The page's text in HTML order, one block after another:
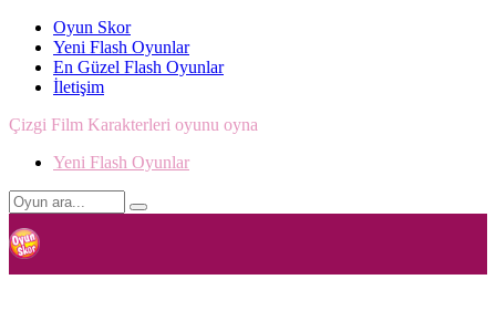
Oyun Skor
Yeni Flash Oyunlar
En Güzel Flash Oyunlar
İletişim
Çizgi Film Karakterleri oyunu oyna
Yeni Flash Oyunlar